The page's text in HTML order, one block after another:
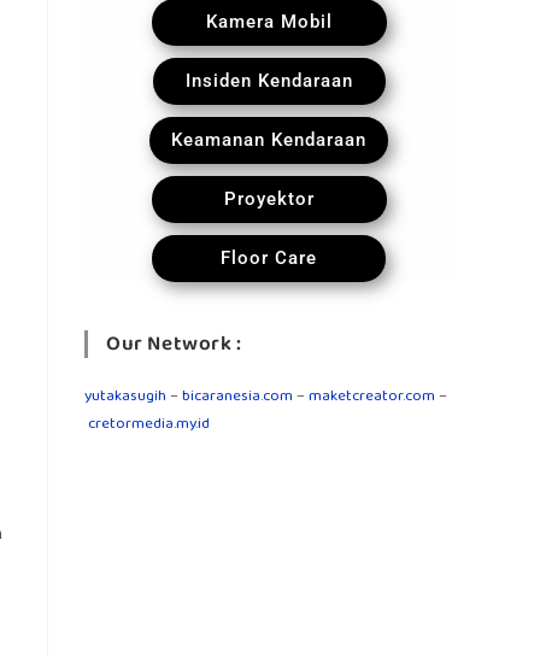
Kamera Mobil
Insiden Kendaraan
Keamanan Kendaraan
Proyektor
Floor Care
Our Network :
yutakasugih–bicaranesia.com–maketcreator.com–
cretormedia.my.id